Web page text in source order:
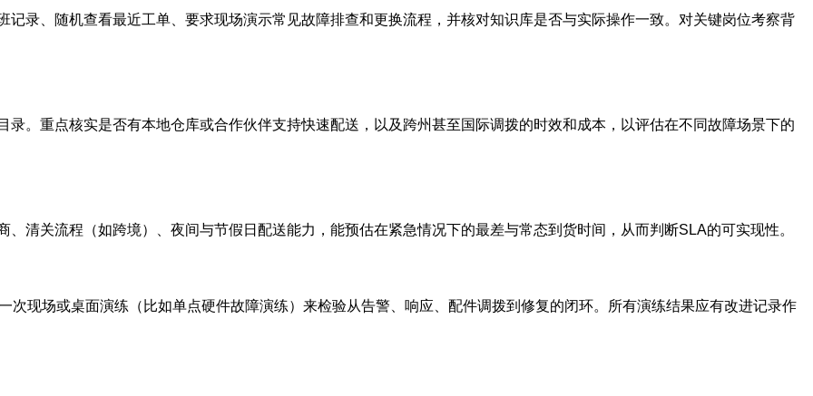
录、随机查看最近工单、要求现场演示常见故障排查和更换流程，并核对知识库是否与实际操作一致。对关键岗位考察背
。重点核实是否有本地仓库或合作伙伴支持快速配送，以及跨州甚至国际调拨的时效和成本，以评估在不同故障场景下的
清关流程（如跨境）、夜间与节假日配送能力，能预估在紧急情况下的最差与常态到货时间，从而判断SLA的可实现性。
次现场或桌面演练（比如单点硬件故障演练）来检验从告警、响应、配件调拨到修复的闭环。所有演练结果应有改进记录作